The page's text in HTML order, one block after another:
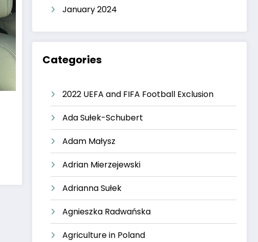
January 2024
Categories
2022 UEFA and FIFA Football Exclusion
Ada Sułek-Schubert
Adam Małysz
Adrian Mierzejewski
Adrianna Sułek
Agnieszka Radwańska
Agriculture in Poland